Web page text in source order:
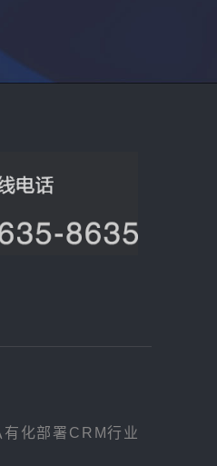
化部署CRM行业